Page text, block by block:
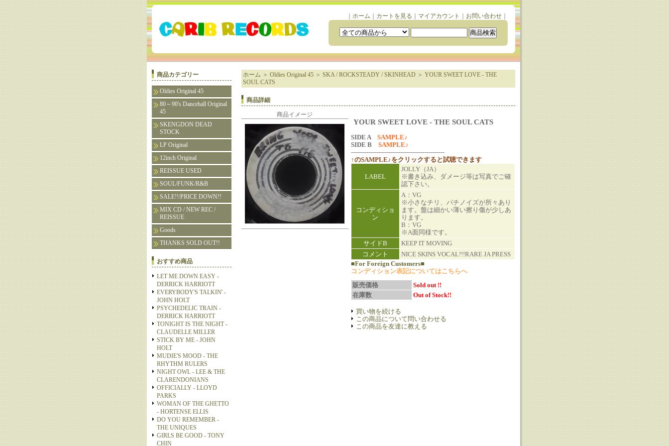
ホーム カートを見る マイアカウント お問い合わせ｜
商品カテゴリー
Oldies Original 45
80～90's Dancehall Original
45
SKENGDON DEAD
STOCK
LP Original
12inch Original
REISSUE USED
SOUL/FUNK/R&B
SALE!!/PRICE DOWN!!
MIX CD / NEW REC /
REISSUE
Goods
THANKS SOLD OUT!!
おすすめ商品
LET ME DOWN EASY -
DERRICK HARRIOTT
EVERYBODY'S TALKIN' -
JOHN HOLT
PSYCHEDELIC TRAIN -
DERRICK HARRIOTT
TONIGHT IS THE NIGHT -
CLAUDELLE MILLER
STICK BY ME - JOHN
HOLT
MUDIE'S MOOD - THE
RHYTHM RULERS
NIGHT OWL - LEE & THE
CLARENDONIANS
OFFICIALLY - LLOYD
PARKS
WOMAN OF THE GHETTO
- HORTENSE ELLIS
DO YOU REMEMBER -
THE UNIQUES
GIRLS BE GOOD - TONY
CHIN
ホーム ＞ Oldies Original 45＞ SKA / ROCKSTEADY / SKINHEAD＞ YOUR SWEET LOVE - THE
SOUL CATS
商品詳細
商品イメージ
YOUR SWEET LOVE - THE SOUL CATS
SIDE A SAMPLE♪
SIDE B SAMPLE♪
-----------------------------------------------
↑のSAMPLE♪をクリックすると試聴できます
LABEL
JOLLY（JA）
※書き込み、ダメージ等は写真でご確
認下さい。
コンディショ
ン
A：VG
※小さなチリ、パチノイズが所々あり
ます。盤は細かい薄い擦り傷が少しあ
ります。
B：VG
※A面同様です。
サイドB
KEEP IT MOVING
コメント
NICE SKINS VOCAL!!!RARE JA PRESS
■For Foreign Customers■
コンディション表記についてはこちらへ
販売価格
Sold out !!
在庫数
Out of Stock!!
買い物を続ける
この商品について問い合わせる
この商品を友達に教える